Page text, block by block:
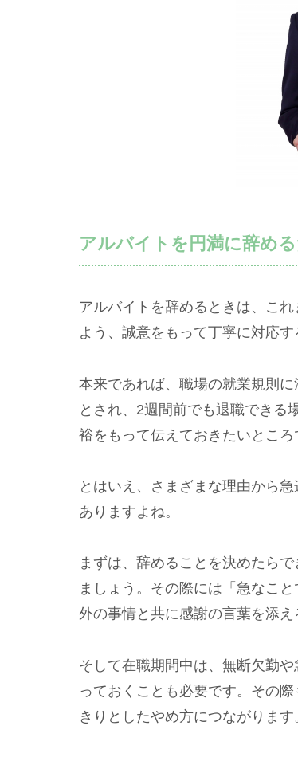
アルバイトを円満に辞め
アルバイトを辞めるときは、こ
よう、誠意をもって丁寧に対応す
本来であれば、職場の就業規則
とされ、2週間前でも退職できる
裕をもって伝えておきたいところ
とはいえ、さまざまな理由から
ありますよね。
まずは、辞めることを決めたら
ましょう。その際には「急なこ
外の事情と共に感謝の言葉を添え
そして在職期間中は、無断欠勤
っておくことも必要です。その
きりとしたやめ方につながります